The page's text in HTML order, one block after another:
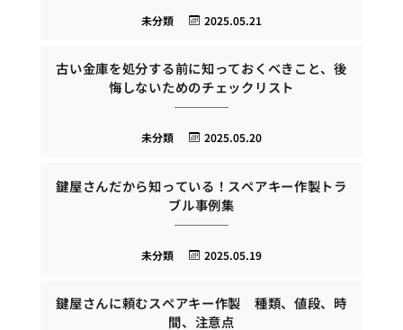
2025.05.21
未分類
古い金庫を処分する前に知っておくべきこと、後
悔しないためのチェックリスト
2025.05.20
未分類
鍵屋さんだから知っている！スペアキー作製トラ
ブル事例集
2025.05.19
未分類
鍵屋さんに頼むスペアキー作製 種類、値段、時
間、注意点